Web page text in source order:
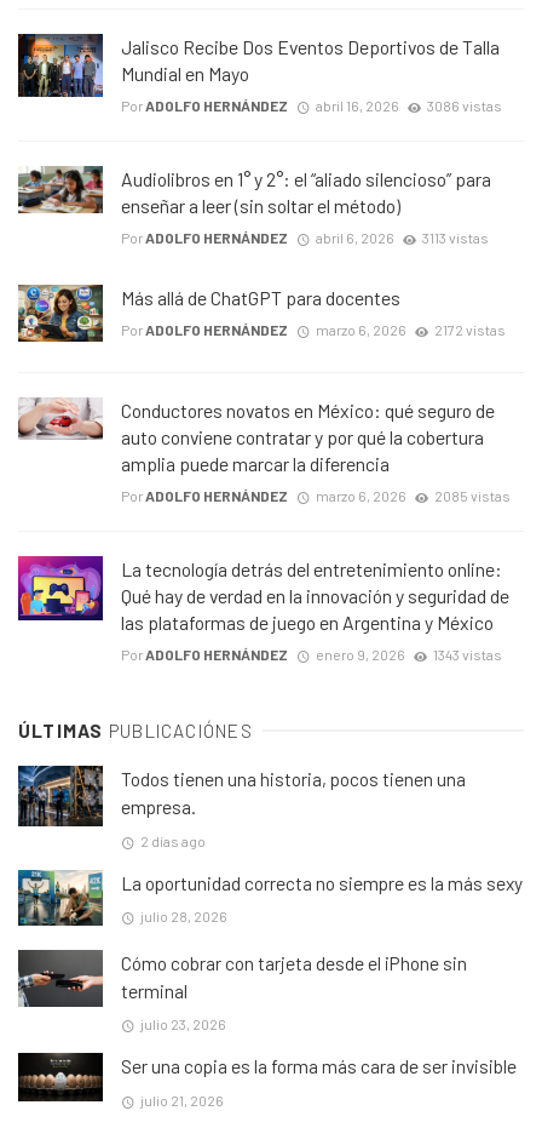
Jalisco Recibe Dos Eventos Deportivos de Talla
Mundial en Mayo
PorADOLFO HERNÁNDEZ abril 16, 2026 3086 vistas
Audiolibros en 1° y 2°: el “aliado silencioso” para
enseñar a leer (sin soltar el método)
PorADOLFO HERNÁNDEZ abril 6, 2026 3113 vistas
Más allá de ChatGPT para docentes
PorADOLFO HERNÁNDEZ marzo 6, 2026 2172 vistas
Conductores novatos en México: qué seguro de
auto conviene contratar y por qué la cobertura
amplia puede marcar la diferencia
PorADOLFO HERNÁNDEZ marzo 6, 2026 2085 vistas
La tecnología detrás del entretenimiento online:
Qué hay de verdad en la innovación y seguridad de
las plataformas de juego en Argentina y México
PorADOLFO HERNÁNDEZ enero 9, 2026 1343 vistas
ÚLTIMAS PUBLICACIÓNES
Todos tienen una historia, pocos tienen una
empresa.
2 días ago
La oportunidad correcta no siempre es la más sexy
julio 28, 2026
Cómo cobrar con tarjeta desde el iPhone sin
terminal
julio 23, 2026
Ser una copia es la forma más cara de ser invisible
julio 21, 2026